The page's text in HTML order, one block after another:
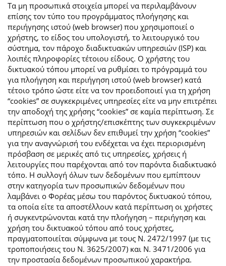
Τα μη προσωπικά στοιχεία μπορεί να περιλαμβάνουν
επίσης τον τύπο του προγράμματος πλοήγησης και
περιήγησης ιστού (web browser) που χρησιμοποιεί ο
χρήστης, το είδος του υπολογιστή, το λειτουργικό του
σύστημα, τον πάροχο διαδικτυακών υπηρεσιών (ISP) και
λοιπές πληροφορίες τέτοιου είδους. Ο χρήστης του
δικτυακού τόπου μπορεί να ρυθμίσει το πρόγραμμά του
για πλοήγηση και περιήγηση ιστού (web browser) κατά
τέτοιο τρόπο ώστε είτε να τον προειδοποιεί για τη χρήση
“cookies” σε συγκεκριμένες υπηρεσίες είτε να μην επιτρέπει
την αποδοχή της χρήσης “cookies” σε καμία περίπτωση. Σε
περίπτωση που ο χρήστης/επισκέπτης των συγκεκριμένων
υπηρεσιών και σελίδων δεν επιθυμεί την χρήση “cookies”
για την αναγνώρισή του ενδέχεται να έχει περιορισμένη
πρόσβαση σε μερικές από τις υπηρεσίες, χρήσεις ή
λειτουργίες που παρέχονται από τον παρόντα διαδικτυακό
τόπο. Η συλλογή όλων των δεδομένων που εμπίπτουν
στην κατηγορία των προσωπικών δεδομένων που
λαμβάνει ο Φορέας μέσω του παρόντος δικτυακού τόπου,
τα οποία είτε τα αποστέλλουν κατά περίπτωση οι χρήστες
ή συγκεντρώνονται κατά την πλοήγηση – περιήγηση και
χρήση του δικτυακού τόπου από τους χρήστες,
πραγματοποιείται σύμφωνα με τους Ν. 2472/1997 (με τις
τροποποιήσεις του Ν. 3625/2007) και Ν. 3471/2006 για
την προστασία δεδομένων προσωπικού χαρακτήρα.